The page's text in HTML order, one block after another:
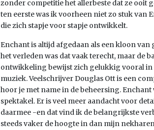
zonder competitie het allerbeste dat ze ooit
ten eerste was ik voorheen niet zo stuk van
die zich stapje voor stapje ontwikkelt.
Enchant is altijd afgedaan als een kloon
het verleden was dat vaak terecht, maar de
ontwikkeling bewijst zich gelukkig vooral in
muziek. Veelschrijver Douglas Ott is een
hoor je met name in de beheersing.
spektakel. Er is veel meer aandacht voor
daarmee -en dat vind ik de belangrijkste
steeds vaker de hoogte in dan mijn